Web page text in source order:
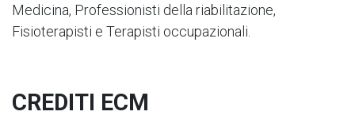
Medicina, Professionisti della riabilitazione,
Fisioterapisti e Terapisti occupazionali.
CREDITI ECM